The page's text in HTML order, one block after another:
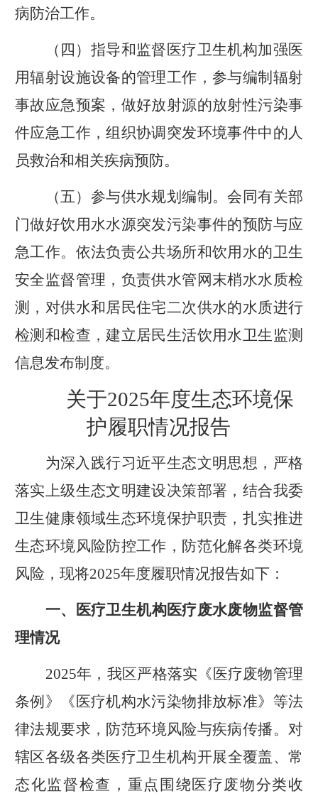
病防治工作。
（ 四 ） 指导和监督医疗卫生机构加强医
用辐射设施设备的管理工作，参与编制辐射
事故应急预案，做好放射源的放射性污染事
件应急工作，组织协调突发环境事件中的人
员救治和相关疾病预防。
（五） 参与供水规划编制。会同有关部
门做好饮用水水源突发污染事件的预防与应
急工作。依法负责公共场所和饮用水的卫生
安全监督管理，负责供水管网末梢水水质检
测，对供水和居民住宅二次供水的水质进行
检测和检查，建立居民生活饮用水卫生 监测
信息发布制度。
关于2025年度生态环境保
护履职情况报告
为深入践行习近平生态文明思想，严格
落实上级生态文明建设决策部署，结合我委
卫生健康领域生态环境保护职责，扎实推进
生态环境风险防控工作，防范化解各类环境
风险，现将2025年度履职情况报告如下：
一、
医疗卫生机构医疗废水废物监督管
理情况
2025年，我区严格落实《医疗废物管理
条例》《医疗机构水污染物排放标准》等法
律法规要求，防范环境风险与疾病传播。对
辖区各级各类医疗卫生机构开展全覆盖、常
态化监督检查 ， 重点围绕医疗废物分类收